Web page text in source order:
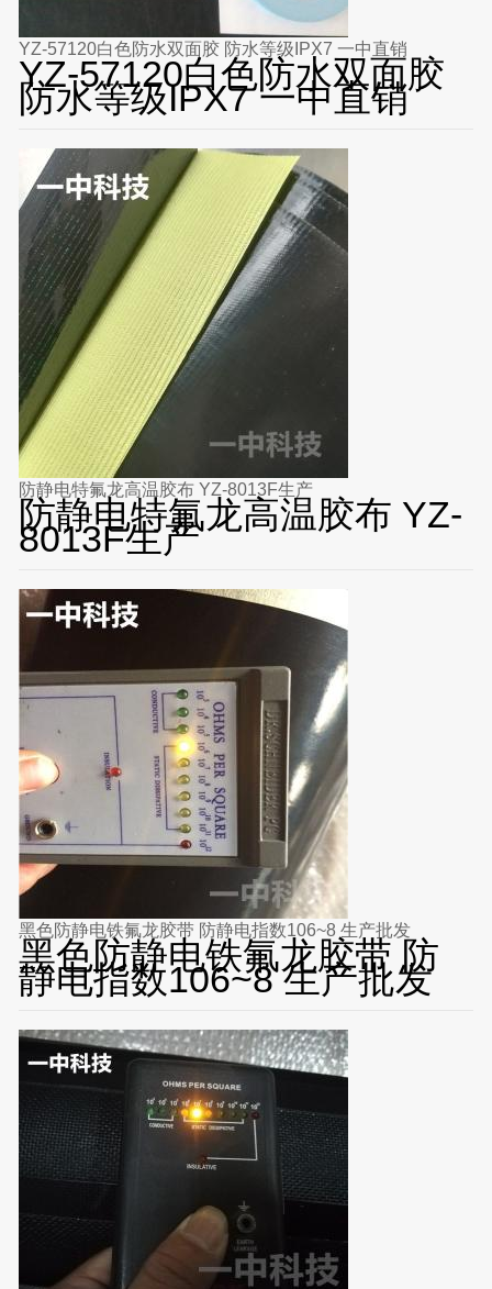
YZ-57120白色防水双面胶 防水等级IPX7 一中直销
YZ-57120白色防水双面胶
防水等级IPX7 一中直销
防静电特氟龙高温胶布 YZ-8013F生产
防静电特氟龙高温胶布 YZ-
8013F生产
黑色防静电铁氟龙胶带 防静电指数106~8 生产批发
黑色防静电铁氟龙胶带 防
静电指数106~8 生产批发